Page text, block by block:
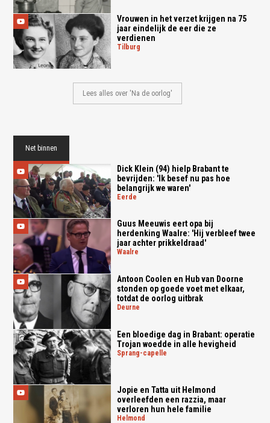
Vrouwen in het verzet krijgen na 75
jaar eindelijk de eer die ze
verdienen
tilburg
Lees alles over 'Na de oorlog'
Net binnen
Dick Klein (94) hielp Brabant te
bevrijden: 'Ik besef nu pas hoe
belangrijk we waren'
eerde
Guus Meeuwis eert opa bij
herdenking Waalre: 'Hij verbleef twee
jaar achter prikkeldraad'
waalre
Antoon Coolen en Hub van Doorne
stonden op goede voet met elkaar,
totdat de oorlog uitbrak
deurne
Een bloedige dag in Brabant: operatie
Trojan woedde in alle hevigheid
sprang-capelle
Jopie en Tatta uit Helmond
overleefden een razzia, maar
verloren hun hele familie
helmond